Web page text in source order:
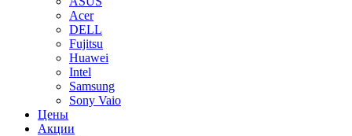
Acer
DELL
Fujitsu
Huawei
Intel
Samsung
Sony Vaio
Цены
Акции